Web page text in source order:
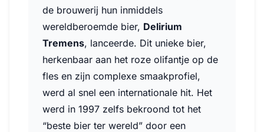
de brouwerij hun inmiddels
wereldberoemde bier, Delirium
Tremens, lanceerde. Dit unieke bier,
herkenbaar aan het roze olifantje op de
fles en zijn complexe smaakprofiel,
werd al snel een internationale hit. Het
werd in 1997 zelfs bekroond tot het
“beste bier ter wereld” door een